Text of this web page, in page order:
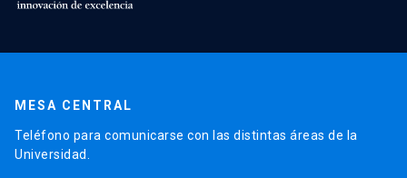
MESA CENTRAL
Teléfono para comunicarse con las distintas áreas de la
Universidad.